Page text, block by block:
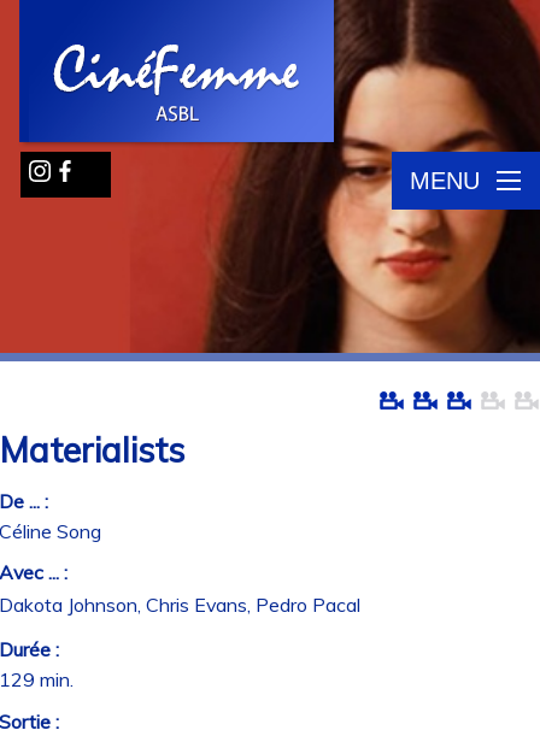
MENU
... :
Song
... :
Johnson, Chris Evans, Pedro Pacal
:
min.
: